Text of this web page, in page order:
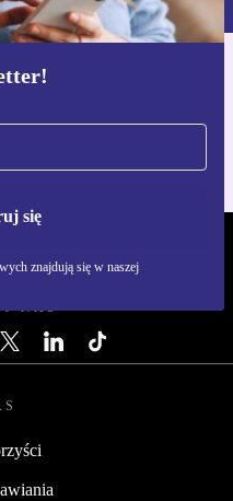
się
znajdują się w naszej
refurbed
NAS